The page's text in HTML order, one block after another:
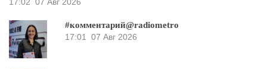
#комментарий@radiometro
17:01
07 Авг 2026